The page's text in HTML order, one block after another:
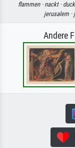
flammen · nackt ·
jerusalem ·
Andere